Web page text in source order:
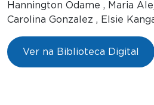
Hannington Odame , Maria
Carolina Gonzalez , Elsie
Ver na Biblioteca Digital